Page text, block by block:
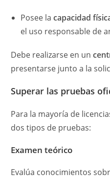
Posee lacapacidad
el uso responsable de
Debe realizarse en un
presentarse junto a la
Superar las pruebas
Para la mayoría de
dos tipos de pruebas:
Examen teórico
Evalúa conocimientos